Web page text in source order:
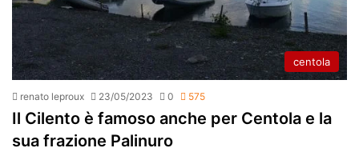
centola
renato leproux 23/05/2023 0 575
Il Cilento è famoso anche per Centola e la
sua frazione Palinuro